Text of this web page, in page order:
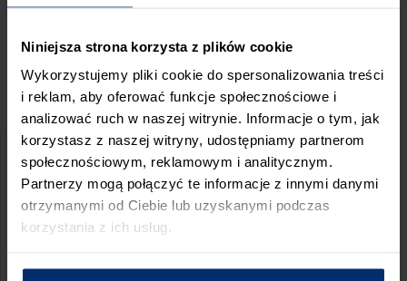
Niniejsza strona korzysta z plików cookie
Wykorzystujemy pliki cookie do spersonalizowania treści
i reklam, aby oferować funkcje społecznościowe i
analizować ruch w naszej witrynie. Informacje o tym, jak
korzystasz z naszej witryny, udostępniamy partnerom
społecznościowym, reklamowym i analitycznym.
Partnerzy mogą połączyć te informacje z innymi danymi
otrzymanymi od Ciebie lub uzyskanymi podczas
korzystania z ich usług.
ZGŁOŚ BŁĄD
PRZED WIZYTĄ W SKLEPIE POLECAMY: